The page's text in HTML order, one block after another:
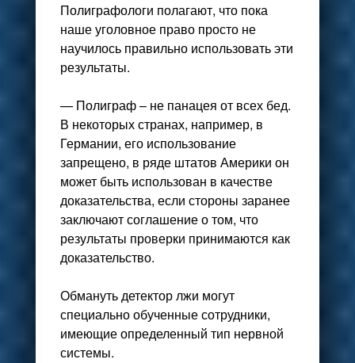
Полиграфологи полагают, что пока
наше уголовное право просто не
научилось правильно использовать эти
результаты.
— Полиграф – не панацея от всех бед.
В некоторых странах, например, в
Германии, его использование
запрещено, в ряде штатов Америки он
может быть использован в качестве
доказательства, если стороны заранее
заключают соглашение о том, что
результаты проверки принимаются как
доказательство.
Обмануть детектор лжи могут
специально обученные сотрудники,
имеющие определенный тип нервной
системы.